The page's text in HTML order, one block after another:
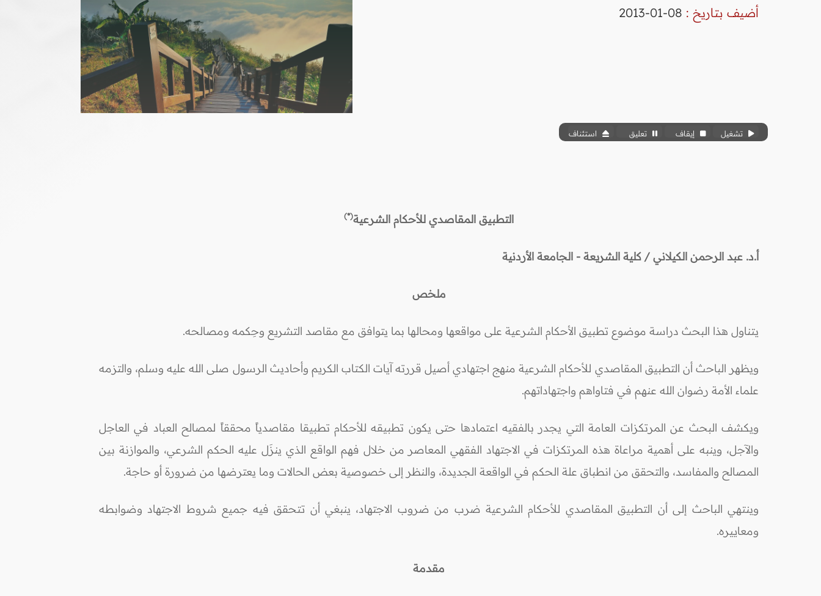
أضيف بتاريخ : 08-01-2013
تشغيل إيقاف تعليق استئناف
التطبيق المقاصدي للأحكام الشرعية(*)
أ.د. عبد الرحمن الكيلاني / كلية الشريعة - الجامعة الأردنية
ملخص
يتناول هذا البحث دراسة موضوع تطبيق الأحكام الشرعية على مواقعها ومحالها بما يتوافق مع مقاصد التشريع وحِكمه ومصالحه.
ويظهر الباحث أن التطبيق المقاصدي للأحكام الشرعية منهج اجتهادي أصيل قررته آيات الكتاب الكريم وأحاديث الرسول صلى الله عليه وسلم، والتزمه
علماء الأمة رضوان الله عنهم في فتاواهم واجتهاداتهم.
ويكشف البحث عن المرتكزات العامة التي يجدر بالفقيه اعتمادها حتى يكون تطبيقه للأحكام تطبيقا مقاصدياً محققاً لمصالح العباد في العاجل
والآجل، وينبه على أهمية مراعاة هذه المرتكزات في الاجتهاد الفقهي المعاصر من خلال فهم الواقع الذي ينزَل عليه الحكم الشرعي، والموازنة بين
المصالح والمفاسد، والتحقق من انطباق علة الحكم في الواقعة الجديدة، والنظر إلى خصوصية بعض الحالات وما يعترضها من ضرورة أو حاجة.
وينتهي الباحث إلى أن التطبيق المقاصدي للأحكام الشرعية ضرب من ضروب الاجتهاد، ينبغي أن تتحقق فيه جميع شروط الاجتهاد وضوابطه
ومعاييره.
مقدمة